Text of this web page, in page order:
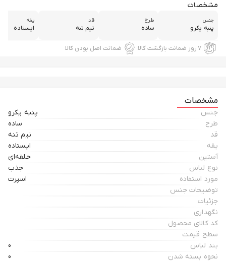
مشخصات
جنس
پنبه یکرو
طرح
ساده
قد
نیم تنه
یقه
ایستاده
۷ روز ضمانت بازگشت کالا ضمانت اصل بودن کالا
مشخصات
جنس
پنبه یکرو
طرح
ساده
قد
نیم تنه
یقه
ایستاده
آستین
حلقه‌ای
نوع لباس
جذب
مورد استفاده
اسپرت
توضیحات جنس
جزئیات
نگهداری
کد کالای محصول
سطح قیمت
بند لباس
0
نحوه بسته شدن
0